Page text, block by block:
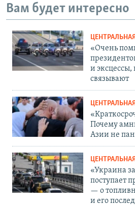
Вам будет интересно
«Очень
и
связывают
Почему
Азии не
«Украина
поступает
— о
и его